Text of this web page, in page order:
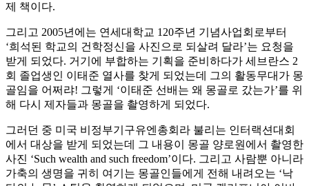
제 책이다.
그리고 2005년에는 연세대학교 120주년 기념사업회로부터
‘희석된 학교의 건학정신을 사진으로 되살려 달라’는 요청을
받게 되었다. 거기에 부합하는 기획을 준비하다가 세브란스 2
회 졸업생인 이태준 열사를 찾게 되었는데 그의 활동무대가 몽
골임을 어쩌랴! 그렇게 ‘이태준 선배는 왜 몽골로 갔는가’를 위
해 다시 제자들과 몽골을 촬영하게 되었다.
그러던 중 미국 비정부기구유엔총회라 불리는 인터랙션대회
에서 대상을 받게 되었는데 그 내용이 몽골 양로원에서 촬영한
사진 ‘Such wealth and such freedom’이다. 그리고 사람뿐 아니라
가축의 생명을 귀히 여기는 몽골인들에게 전해 내려오는 ‘낙